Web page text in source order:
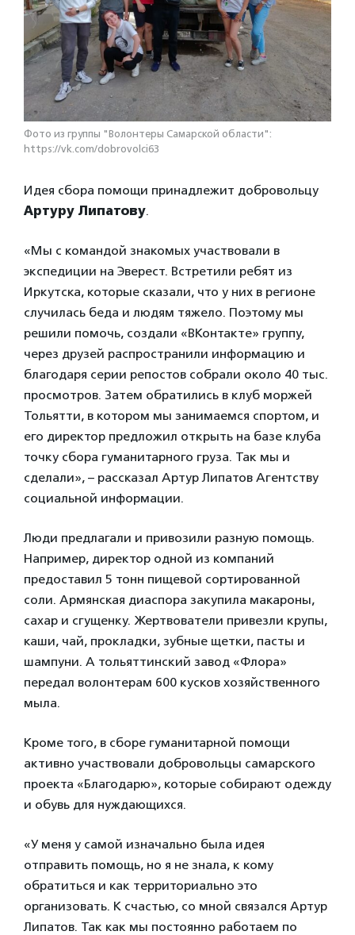
Фото из группы "Волонтеры Самарской области":
https://vk.com/dobrovolci63
Идея сбора помощи принадлежит добровольцу
Артуру Липатову.
«Мы с командой знакомых участвовали в
экспедиции на Эверест. Встретили ребят из
Иркутска, которые сказали, что у них в регионе
случилась беда и людям тяжело. Поэтому мы
решили помочь, создали «ВКонтакте» группу,
через друзей распространили информацию и
благодаря серии репостов собрали около 40 тыс.
просмотров. Затем обратились в клуб моржей
Тольятти, в котором мы занимаемся спортом, и
его директор предложил открыть на базе клуба
точку сбора гуманитарного груза. Так мы и
сделали», – рассказал Артур Липатов Агентству
социальной информации.
Люди предлагали и привозили разную помощь.
Например, директор одной из компаний
предоставил 5 тонн пищевой сортированной
соли. Армянская диаспора закупила макароны,
сахар и сгущенку. Жертвователи привезли крупы,
каши, чай, прокладки, зубные щетки, пасты и
шампуни. А тольяттинский завод «Флора»
передал волонтерам 600 кусков хозяйственного
мыла.
Кроме того, в сборе гуманитарной помощи
активно участвовали добровольцы самарского
проекта «Благодарю», которые собирают одежду
и обувь для нуждающихся.
«У меня у самой изначально была идея
отправить помощь, но я не знала, к кому
обратиться и как территориально это
организовать. К счастью, со мной связался Артур
Липатов. Так как мы постоянно работаем по